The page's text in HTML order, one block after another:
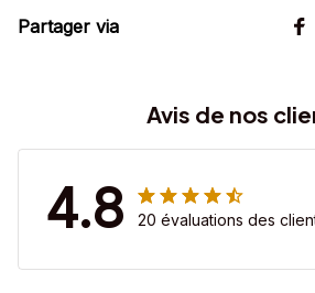
Partager via
Avis de nos
4.8 20 évaluations des